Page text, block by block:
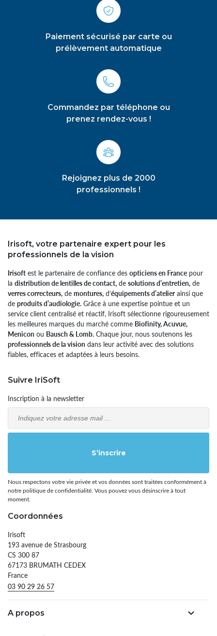
Paiement sécurisé par carte ou
prélèvement automatique
Commandez par téléphone ou
prenez rendez-vous !
Rejoignez plus de 2000
professionnels !
Irisoft, votre partenaire expert pour les
professionnels de la vision
Irisoft est le partenaire de confiance des opticiens en France pour
la distribution de lentilles de contact, de solutions d’entretien, de
verres correcteurs, de montures, d’équipements d’atelierainsi que
de produits d’audiologie. Grâce à une expertise pointue et un
service client centralisé et réactif, Irisoft sélectionne rigoureusement
les meilleures marques du marché comme Biofinity, Acuvue,
Menicon ou Bausch & Lomb. Chaque jour, nous soutenons les
professionnels de la vision dans leur activité avec des solutions
fiables, efficaces et adaptées à leurs besoins.
Suivre IriSoft
Inscription à la newsletter
Email
S’inscrire
Nous respectons votre vie privée et vos données sont traitées conformément à
notre politique de confidentialité. Vous pouvez vous désinscrire à tout
moment.
Coordonnées
Irisoft
193 avenue de Strasbourg
CS 300 87
67173 BRUMATH CEDEX
France
03 90 29 26 57
A propos